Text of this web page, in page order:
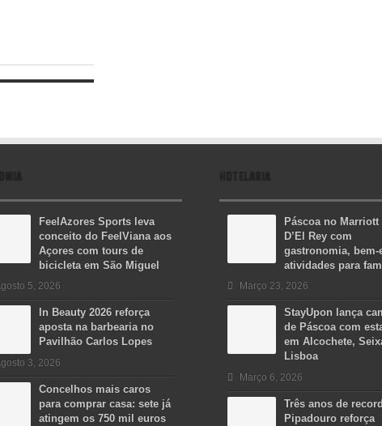
FeelAzores Sports leva
conceito do FeelViana aos
Açores com tours de
bicicleta em São Miguel
5, 2026
In Beauty 2026 reforça
aposta na barbearia no
Pavilhão Carlos Lopes
3, 2026
Concelhos mais caros
para comprar casa: sete já
atingem os 750 mil euros
HOTELARIA
Páscoa no Marriott
D’El Rey com
gastronomia, bem-
atividades para
Março 23, 2026
StayUpon lança
de Páscoa com
em Alcochete,
Lisboa
Março 6, 2026
Três anos de
Pipadouro reforça